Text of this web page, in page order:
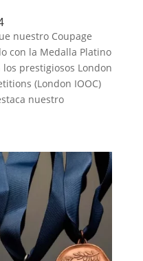
nuestro Coupage
con la Medalla Platino
prestigiosos London
(London IOOC)
nuestro